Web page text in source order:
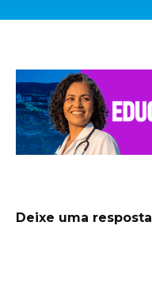
Deixe uma resposta